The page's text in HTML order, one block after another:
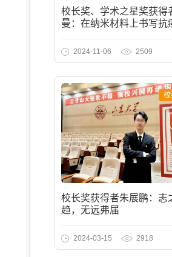
校长奖、学术之星奖获得
曼：在纳米材料上书写抗
2024-11-06 2509
校
校长奖获得者朱展鹏：志
趋，无远弗届
2024-03-15 2918